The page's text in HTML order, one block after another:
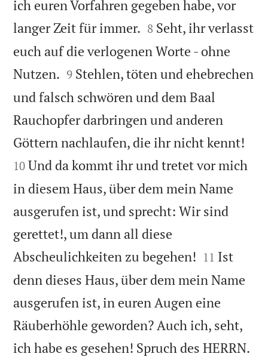
ich euren Vorfahren gegeben habe, vor
langer Zeit für immer. 

8 Seht, ihr verlasst
euch auf die verlogenen Worte - ohne
Nutzen. 

9 Stehlen, töten und ehebrechen
und falsch schwören und dem Baal
Rauchopfer darbringen und anderen
Göttern nachlaufen, die ihr nicht kennt!
10 Und da kommt ihr und tretet vor mich
in diesem Haus, über dem mein Name
ausgerufen ist, und sprecht: Wir sind
gerettet!, um dann all diese
Abscheulichkeiten zu begehen! 

11 Ist
denn dieses Haus, über dem mein Name
ausgerufen ist, in euren Augen eine
Räuberhöhle geworden? Auch ich, seht,
ich habe es gesehen! Spruch des HERRN.